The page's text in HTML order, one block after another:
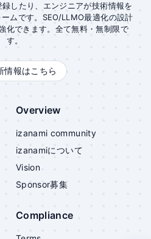
したり、エンジニアが技術情報を
ムです。SEO/LLMO最適化の設計
化できます。全て無料・無制限で
す。
情報はこちら
Overview
izanami community
izanamiについて
Vision
Sponsor募集
Compliance